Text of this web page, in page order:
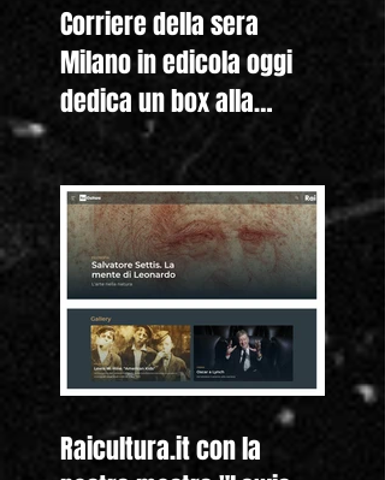
Corriere della sera
Milano in edicola oggi
dedica un box alla
nostra mostra "Lewis
Hine. Americ
Raicultura.it con la